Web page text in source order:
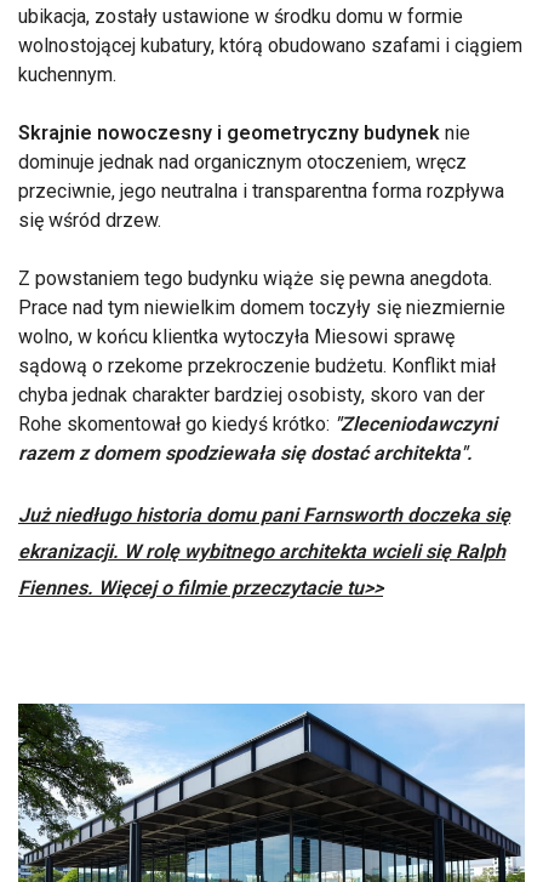
ubikacja, zostały ustawione w środku domu w formie
wolnostojącej kubatury, którą obudowano szafami i ciągiem
kuchennym.
Skrajnie nowoczesny i geometryczny budynek nie
dominuje jednak nad organicznym otoczeniem, wręcz
przeciwnie, jego neutralna i transparentna forma rozpływa
się wśród drzew.
Z powstaniem tego budynku wiąże się pewna anegdota.
Prace nad tym niewielkim domem toczyły się niezmiernie
wolno, w końcu klientka wytoczyła Miesowi sprawę
sądową o rzekome przekroczenie budżetu. Konflikt miał
chyba jednak charakter bardziej osobisty, skoro van der
Rohe skomentował go kiedyś krótko: "Zleceniodawczyni
razem z domem spodziewała się dostać architekta".
Już niedługo historia domu pani Farnsworth doczeka się
ekranizacji. W rolę wybitnego architekta wcieli się Ralph
Fiennes. Więcej o filmie przeczytacie tu>>